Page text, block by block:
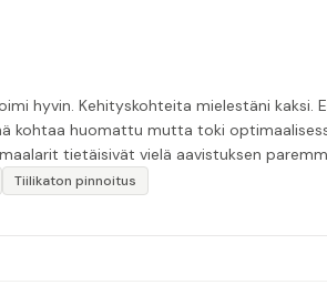
hyvin. Kehityskohteita mielestäni
kohtaa huomattu mutta toki
tietäisivät vielä aavistuksen
käytän”
Tiilikaton pinnoitus